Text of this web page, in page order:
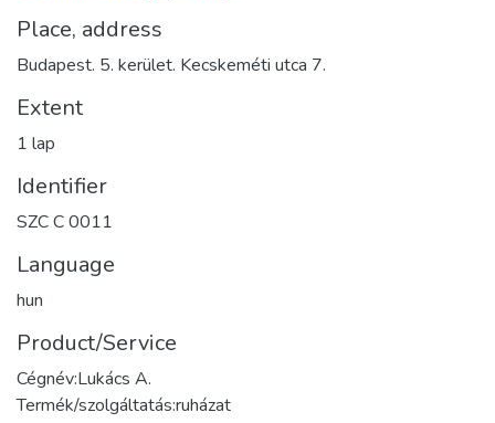
Place, address
Budapest. 5. kerület. Kecskeméti utca 7.
Extent
1 lap
Identifier
SZC C 0011
Language
hun
Product/Service
Cégnév:Lukács A.
Termék/szolgáltatás:ruházat